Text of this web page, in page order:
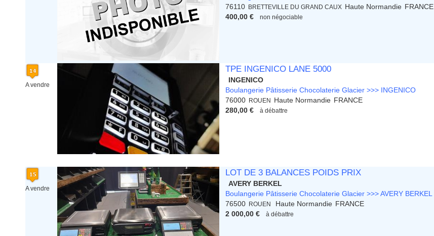
76110
BRETTEVILLE DU GRAND CAUX Haute Normandie FRANCE
400,00 €
non négociable
A vendre
TPE INGENICO LANE 5000
INGENICO
Boulangerie Pâtisserie Chocolaterie Glacier >>> INGENICO
76000
ROUEN Haute Normandie FRANCE
280,00 €
à débattre
A vendre
LOT DE 3 BALANCES POIDS PRIX
AVERY BERKEL
Boulangerie Pâtisserie Chocolaterie Glacier >>> AVERY BERKEL
76500
ROUEN Haute Normandie FRANCE
2 000,00 €
à débattre